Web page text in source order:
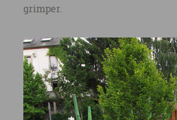
grimper.